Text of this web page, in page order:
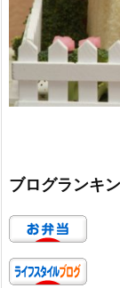
ブログランキ